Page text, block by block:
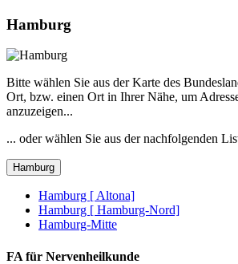
Hamburg
Bitte wählen Sie aus der Karte des
Ort, bzw. einen Ort in Ihrer Nähe, um
anzuzeigen...
... oder wählen Sie aus der nachfolgenden
Hamburg
Hamburg [ Altona]
Hamburg [ Hamburg-Nord]
Hamburg-Mitte
FA für Nervenheilkunde